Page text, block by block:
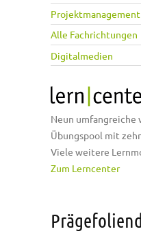
Projektmanagement
Alle Fachrichtungen
Digitalmedien
Neun umfangreiche
Übungspool mit
Viele weitere
Zum Lerncenter